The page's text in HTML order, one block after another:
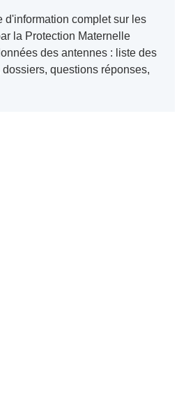
d'information complet sur les
la Protection Maternelle
des antennes : liste des
questions réponses,